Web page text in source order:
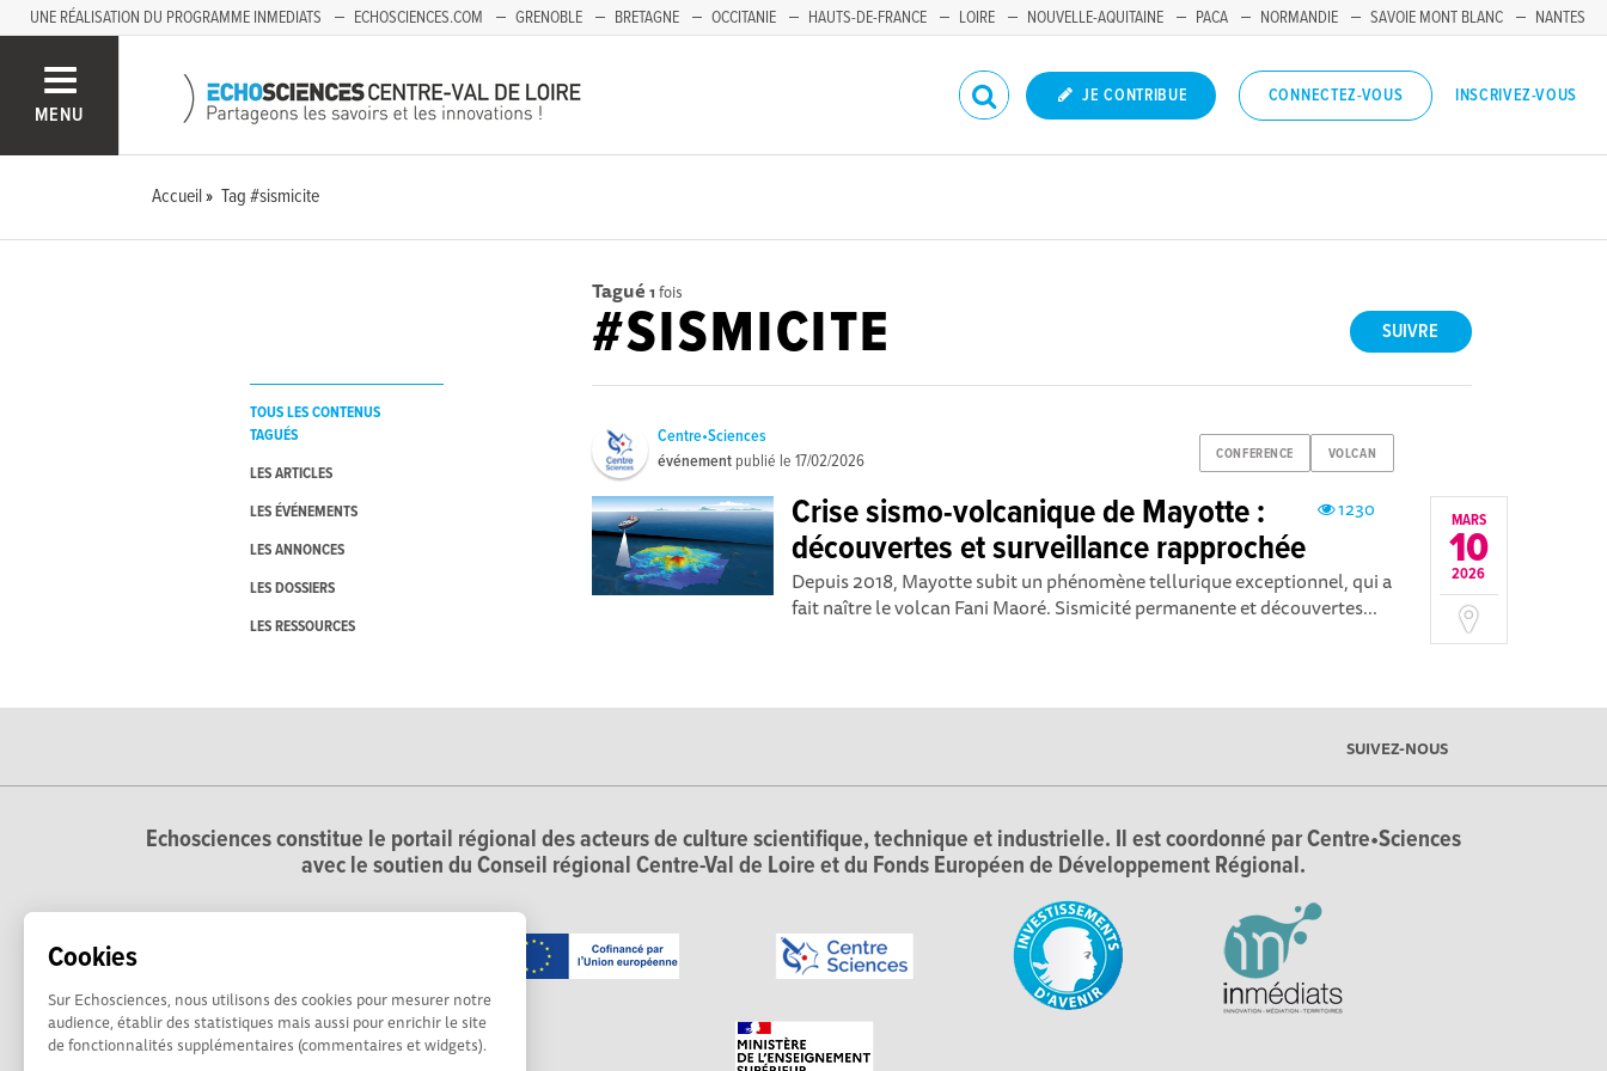
Cookies
Sur Echosciences, nous utilisons des cookies pour mesurer notre
audience, établir des statistiques mais aussi pour enrichir le site
de fonctionnalités supplémentaires (commentaires et widgets).
UNE RÉALISATION DU PROGRAMME INMEDIATS ECHOSCIENCES.COM GRENOBLE BRETAGNE OCCITANIE HAUTS-DE-FRANCE LOIRE NOUVELLE-AQUITAINE PACA NORMANDIE SAVOIE MONT BLANC
NANTES
MENU
JE CONTRIBUE CONNECTEZ-VOUS INSCRIVEZ-VOUS
Accueil Tag #sismicite
TOUS LES CONTENUS
TAGUÉS
LES ARTICLES
LES ÉVÉNEMENTS
LES ANNONCES
LES DOSSIERS
LES RESSOURCES
Tagué 1 fois
SUIVRE
#SISMICITE
CONFERENCE VOLCAN
Centre•Sciences
événement publié le17/02/2026
MARS
10
2026
1230
Crise sismo-volcanique de Mayotte :
découvertes et surveillance rapprochée
Depuis 2018, Mayotte subit un phénomène tellurique exceptionnel, qui a
fait naître le volcan Fani Maoré. Sismicité permanente et découvertes...
SUIVEZ-NOUS
Echosciences constitue le portail régional des acteurs de culture scientifique, technique et industrielle. Il est coordonné par Centre•Sciences
avec le soutien du Conseil régional Centre-Val de Loire et du Fonds Européen de Développement Régional.